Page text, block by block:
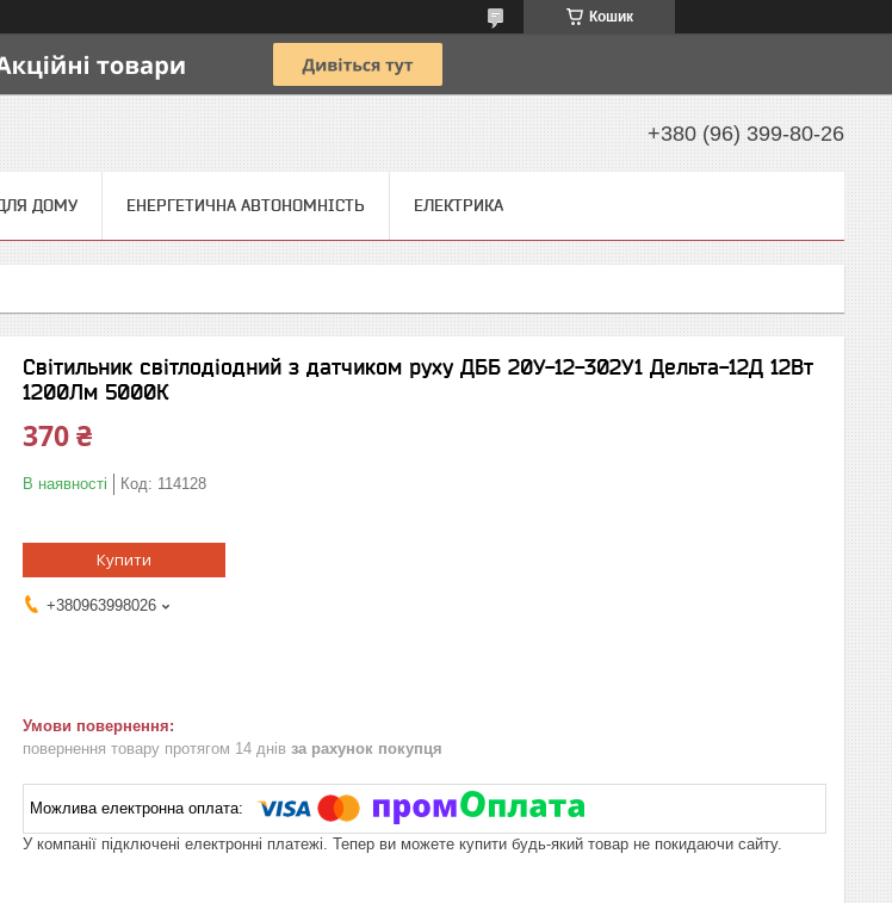
Кошик
+380 (96) 399-80-26
ДОМУ ЕНЕРГЕТИЧНА АВТОНОМНІСТЬ ЕЛЕКТРИКА
Світильник світлодіодний з датчиком руху ДББ 20У-12-302У1 Дельта-12Д 12Вт
1200Лм 5000К
370 ₴
В наявності Код: 114128
Купити
+380963998026
повернення товару протягом 14 днів за рахунок покупця
У компанії підключені електронні платежі. Тепер ви можете купити будь-який товар не покидаючи сайту.